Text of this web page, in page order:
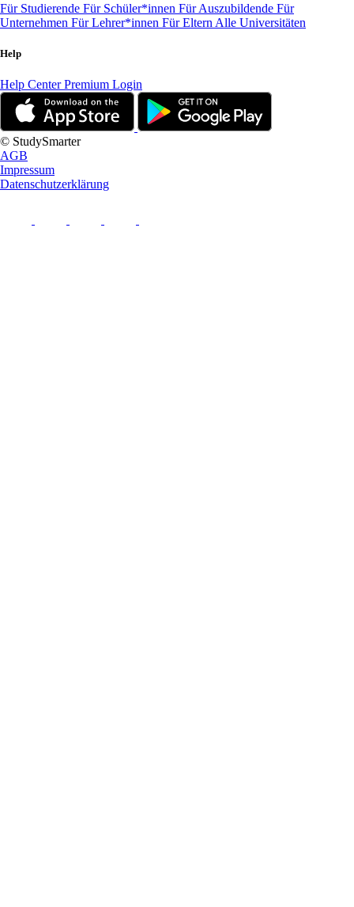
Für Studierende Für Schüler*innen Für Auszubildende Für
Unternehmen Für Lehrer*innen Für Eltern Alle Universitäten
Help
Help CenterPremium Login
© StudySmarter
AGB
Impressum
Datenschutzerklärung